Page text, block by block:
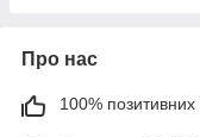
Про нас
100% позитивних